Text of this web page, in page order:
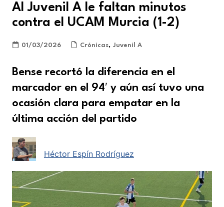
Al Juvenil A le faltan minutos
contra el UCAM Murcia (1-2)
01/03/2026 Crónicas, Juvenil A
Bense recortó la diferencia en el
marcador en el 94′ y aún así tuvo una
ocasión clara para empatar en la
última acción del partido
Héctor Espín Rodríguez